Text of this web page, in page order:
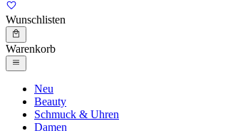
Wunschlisten
Warenkorb
Neu
Beauty
Schmuck & Uhren
Damen